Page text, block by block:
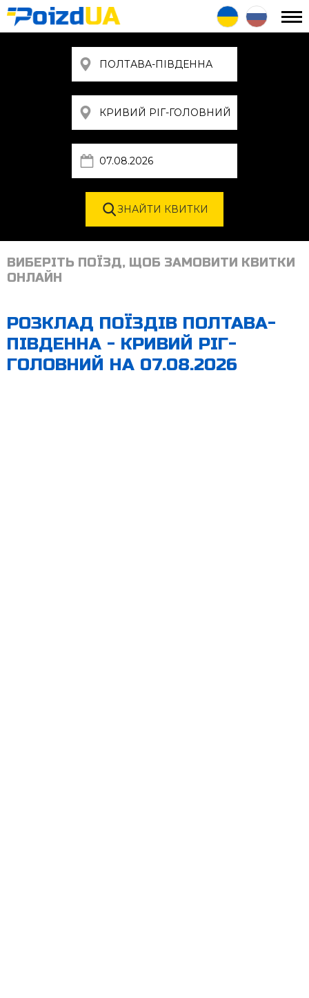
ВИБЕРІТЬ ПОЇЗД, ЩОБ ЗАМОВИТИ КВИТКИ
ОНЛАЙН
РОЗКЛАД ПОЇЗДІВ ПОЛТАВА-
ПІВДЕННА - КРИВИЙ РІГ-
ГОЛОВНИЙ НА 07.08.2026